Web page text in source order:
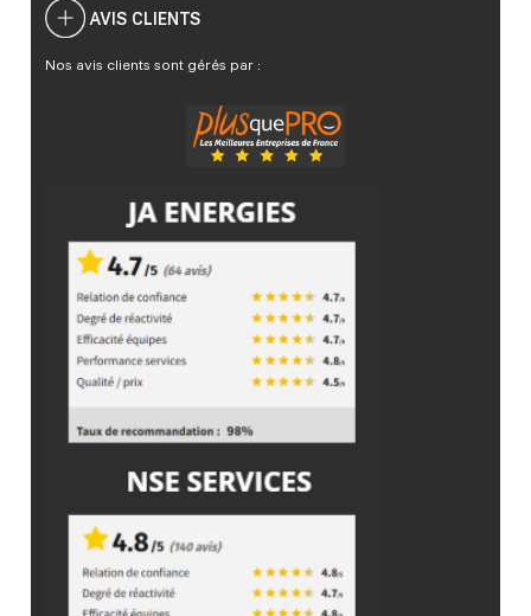
AVIS CLIENTS
Nos avis clients sont gérés par :